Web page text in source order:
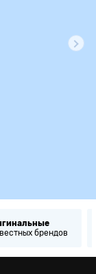
брендов